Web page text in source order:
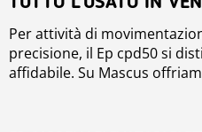
Per attività di
precisione, il Ep cpd50 si
affidabile. Su Mascus